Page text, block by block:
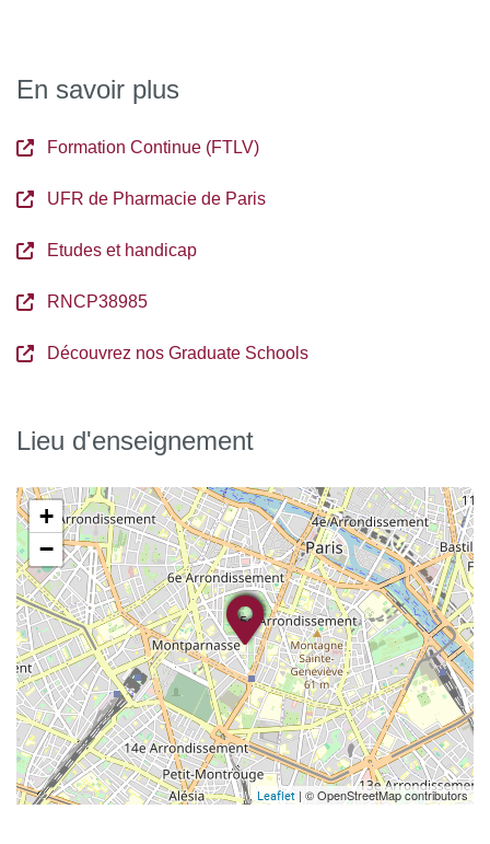
En savoir plus
Formation Continue (FTLV)
UFR de Pharmacie de Paris
Etudes et handicap
RNCP38985
Découvrez nos Graduate Schools
Lieu d'enseignement
+
−
Leaflet | © OpenStreetMap contributors